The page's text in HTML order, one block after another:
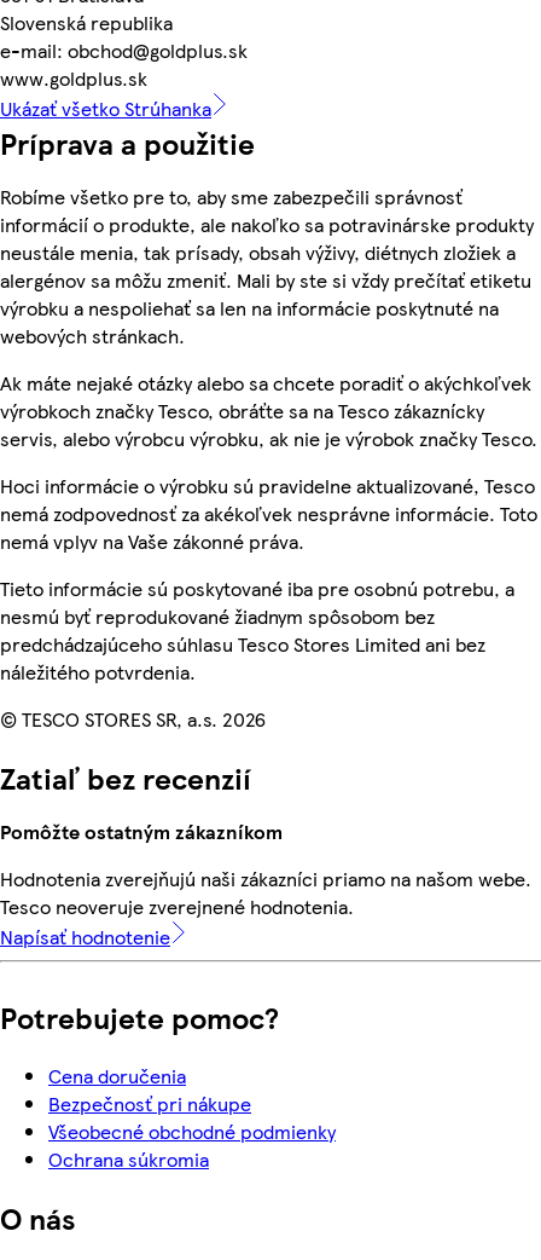
Slovenská republika
e-mail: obchod@goldplus.sk
www.goldplus.sk
Ukázať všetko Strúhanka
Príprava a použitie
Robíme všetko pre to, aby sme zabezpečili správnosť
informácií o produkte, ale nakoľko sa potravinárske produkty
neustále menia, tak prísady, obsah výživy, diétnych zložiek a
alergénov sa môžu zmeniť. Mali by ste si vždy prečítať etiketu
výrobku a nespoliehať sa len na informácie poskytnuté na
webových stránkach.
Ak máte nejaké otázky alebo sa chcete poradiť o akýchkoľvek
výrobkoch značky Tesco, obráťte sa na Tesco zákaznícky
servis, alebo výrobcu výrobku, ak nie je výrobok značky Tesco.
Hoci informácie o výrobku sú pravidelne aktualizované, Tesco
nemá zodpovednosť za akékoľvek nesprávne informácie. Toto
nemá vplyv na Vaše zákonné práva.
Tieto informácie sú poskytované iba pre osobnú potrebu, a
nesmú byť reprodukované žiadnym spôsobom bez
predchádzajúceho súhlasu Tesco Stores Limited ani bez
náležitého potvrdenia.
© TESCO STORES SR, a.s. 2026
Zatiaľ bez recenzií
Pomôžte ostatným zákazníkom
Hodnotenia zverejňujú naši zákazníci priamo na našom webe.
Tesco neoveruje zverejnené hodnotenia.
Napísať hodnotenie
Potrebujete pomoc?
Cena doručenia
Bezpečnosť pri nákupe
Všeobecné obchodné podmienky
Ochrana súkromia
O nás